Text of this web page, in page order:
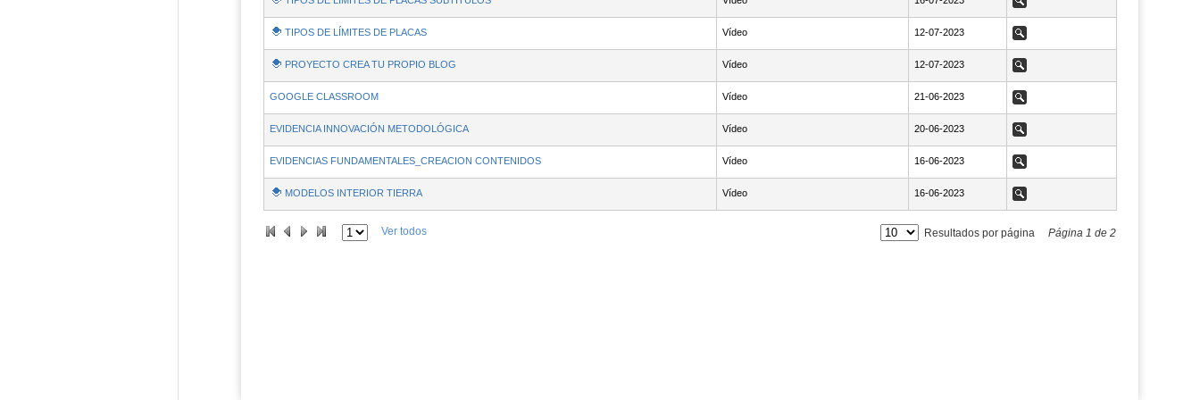
TIPOS DE LÍMITES DE PLACAS Vídeo NaN12-07-2023
12-07-2023 Ver
PROYECTO CREA TU PROPIO BLOG Vídeo NaN12-07-2023
12-07-2023 Ver
GOOGLE CLASSROOM Vídeo NaN21-06-2023
21-06-2023 Ver
EVIDENCIA INNOVACIÓN METODOLÓGICA Vídeo NaN20-06-2023
20-06-2023 Ver
EVIDENCIAS FUNDAMENTALES_CREACION CONTENIDOS Vídeo NaN16-06-2023
16-06-2023 Ver
MODELOS INTERIOR TIERRA Vídeo NaN16-06-2023
16-06-2023 Ver
Ver todos Resultados por página Página 1 de 2